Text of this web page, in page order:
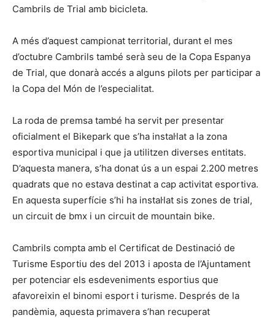
Cambrils de Trial amb bicicleta.
A més d’aquest campionat territorial, durant el mes
d’octubre Cambrils també serà seu de la Copa Espanya
de Trial, que donarà accés a alguns pilots per participar a
la Copa del Món de l’especialitat.
La roda de premsa també ha servit per presentar
oficialment el Bikepark que s’ha instal·lat a la zona
esportiva municipal i que ja utilitzen diverses entitats.
D’aquesta manera, s’ha donat ús a un espai 2.200 metres
quadrats que no estava destinat a cap activitat esportiva.
En aquesta superfície s’hi ha instal·lat sis zones de trial,
un circuit de bmx i un circuit de mountain bike.
Cambrils compta amb el Certificat de Destinació de
Turisme Esportiu des del 2013 i aposta de l’Ajuntament
per potenciar els esdeveniments esportius que
afavoreixin el binomi esport i turisme. Després de la
pandèmia, aquesta primavera s’han recuperat